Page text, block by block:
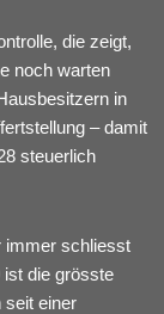
die zeigt,
noch warten
in
– damit
steuerlich
immer schliesst
ist die grösste
seit einer